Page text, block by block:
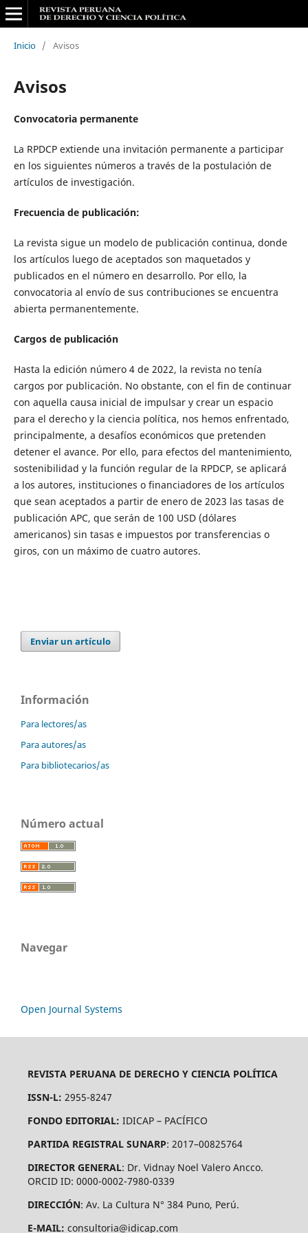
Inicio / Avisos
Avisos
Convocatoria permanente
La RPDCP extiende una invitación permanente a participar
en los siguientes números a través de la postulación de
artículos de investigación.
Frecuencia de publicación:
La revista sigue un modelo de publicación continua, donde
los artículos luego de aceptados son maquetados y
publicados en el número en desarrollo. Por ello, la
convocatoria al envío de sus contribuciones se encuentra
abierta permanentemente.
Cargos de publicación
Hasta la edición número 4 de 2022, la revista no tenía
cargos por publicación. No obstante, con el fin de continuar
con aquella causa inicial de impulsar y crear un espacio
para el derecho y la ciencia política, nos hemos enfrentado,
principalmente, a desafíos económicos que pretenden
detener el avance. Por ello, para efectos del mantenimiento,
sostenibilidad y la función regular de la RPDCP, se aplicará
a los autores, instituciones o financiadores de los artículos
que sean aceptados a partir de enero de 2023 las tasas de
publicación APC, que serán de 100 USD (dólares
americanos) sin tasas e impuestos por transferencias o
giros, con un máximo de cuatro autores.
Enviar un artículo
Información
Para lectores/as
Para autores/as
Para bibliotecarios/as
Número actual
Navegar
Open Journal Systems
REVISTA PERUANA DE DERECHO Y CIENCIA POLÍTICA
ISSN-L: 2955-8247
FONDO EDITORIAL: IDICAP – PACÍFICO
PARTIDA REGISTRAL SUNARP: 2017–00825764
DIRECTOR GENERAL: Dr. Vidnay Noel Valero Ancco.
ORCID ID: 0000-0002-7980-0339
DIRECCIÓN: Av. La Cultura N° 384 Puno, Perú.
E-MAIL: consultoria@idicap.com